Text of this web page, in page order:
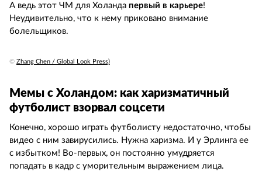
А ведь этот ЧМ для Холанда первый в карьере!
Неудивительно, что к нему приковано внимание
болельщиков.
© Zhang Chen / Global Look Press)
Мемы с Холандом: как харизматичный
футболист взорвал соцсети
Конечно, хорошо играть футболисту недостаточно, чтобы
видео с ним завирусились. Нужна харизма. И у Эрлинга ее
с избытком! Во-первых, он постоянно умудряется
попадать в кадр с уморительным выражением лица.